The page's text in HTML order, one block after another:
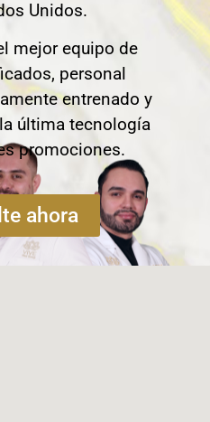
Unidos.
mejor equipo de
personal
entrenado y
última tecnología
promociones.
ahora